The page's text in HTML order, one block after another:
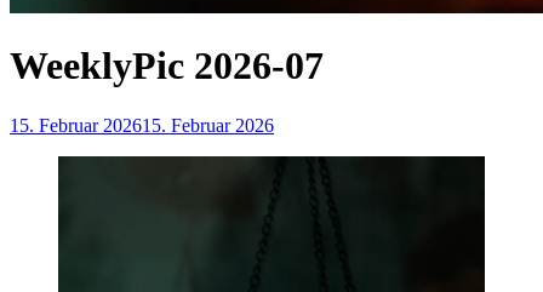
WeeklyPic 2026-07
15. Februar 202615. Februar 2026